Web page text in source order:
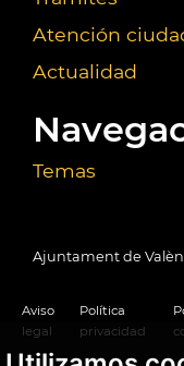
Atención
Actualidad
Temas
Ajuntament de
Aviso
legal
Política
privacidad